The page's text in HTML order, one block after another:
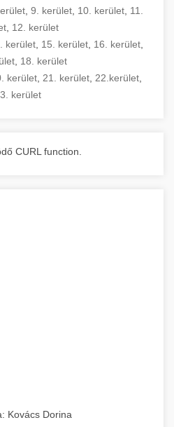
, 9. kerület, 10. kerület, 11.
12. kerület
kerület 15. kerület 16. kerület
18. kerület
kerület 21. kerület 22.kerület
kerület
CURL function.
Kovács Dorina